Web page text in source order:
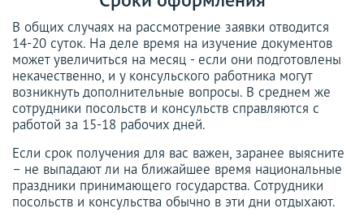
В общих случаях на рассмотрение заявки отводится
14-20 суток. На деле время на изучение документов
может увеличиться на месяц - если они подготовлены
некачественно, и у консульского работника могут
возникнуть дополнительные вопросы. В среднем же
сотрудники посольств и консульств справляются с
работой за 15-18 рабочих дней.
Если срок получения для вас важен, заранее выясните
– не выпадают ли на ближайшее время национальные
праздники принимающего государства. Сотрудники
посольств и консульства обычно в эти дни отдыхают.